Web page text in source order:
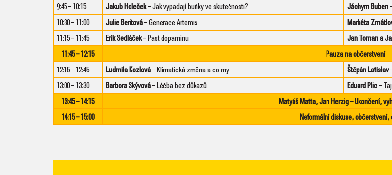
9:45 – 10:15
Jakub Holeček– Jak vypadají buňky ve skutečnosti? Jáchym Buben
10:30 – 11:00
Julie Beritová– Generace Artemis Markéta
11:15 – 11:45
Erik Sedláček– Past dopaminu Jan Toman a
11:45 – 12:15
Pauza na občerstvení
12:15 – 12:45
Ludmila Kozlová– Klimatická změna a co my Štěpán Latislav
13:00 – 13:30
Barbora Skývová– Léčba bez důkazů Eduard Plic–
13:45 – 14:15
Matyáš Matta, Jan Herzig– Ukončení,
14:15 – 15:00
Neformální diskuse, občerstvení,